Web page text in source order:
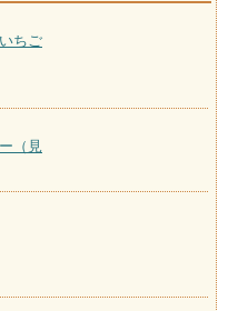
ちご
（見